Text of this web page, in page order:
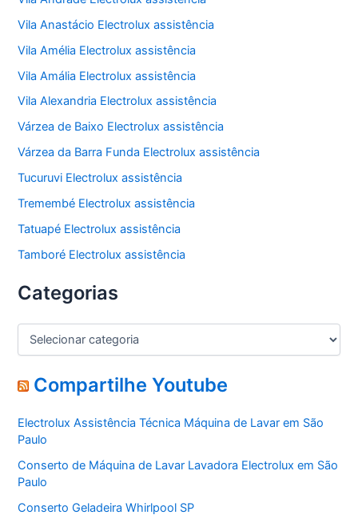
Vila Anastácio Electrolux assistência
Vila Amélia Electrolux assistência
Vila Amália Electrolux assistência
Vila Alexandria Electrolux assistência
Várzea de Baixo Electrolux assistência
Várzea da Barra Funda Electrolux assistência
Tucuruvi Electrolux assistência
Tremembé Electrolux assistência
Tatuapé Electrolux assistência
Tamboré Electrolux assistência
Categorias
C
e
g
r
i
a
s
Compartilhe Youtube
Electrolux Assistência Técnica Máquina de Lavar em São
Paulo
Conserto de Máquina de Lavar Lavadora Electrolux em São
Paulo
Conserto Geladeira Whirlpool SP